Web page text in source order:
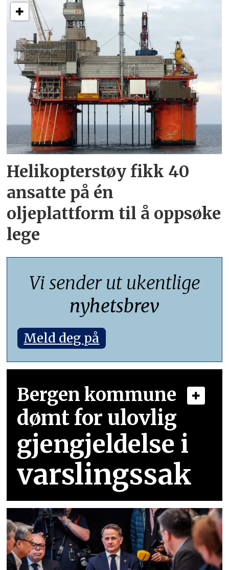
Helikopterstøy fikk 40
ansatte på én
oljeplattform til å oppsøke
lege
Vi sender ut ukentlige
nyhetsbrev
Meld deg på
Bergen kommune
dømt for ulovlig
gjengjeldelse i
varslingssak